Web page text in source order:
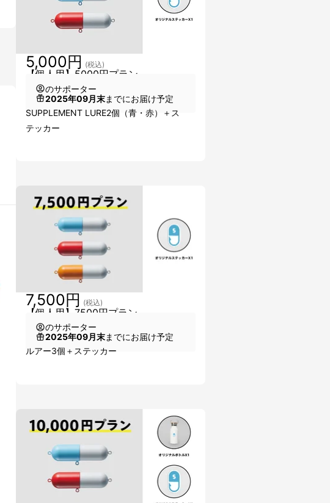
【個人用】5000円プラン
5,000円 (税込)
のサポーター
2025年09月末までにお届け予定
SUPPLEMENT LURE2個（青・赤）＋ス
テッカー
【個人用】7500円プラン
7,500円 (税込)
のサポーター
2025年09月末までにお届け予定
ルアー3個＋ステッカー